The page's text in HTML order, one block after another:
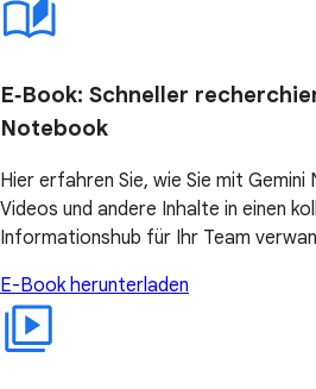
E‑Book: Schneller
Notebook
Hier erfahren Sie, wie Sie mit
Videos und andere Inhalte in einen
Informationshub für Ihr Team
E-Book herunterladen